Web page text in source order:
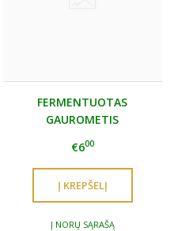
FERMENTUOTAS
GAUROMETIS
€600
Į NORŲ SĄRAŠĄ